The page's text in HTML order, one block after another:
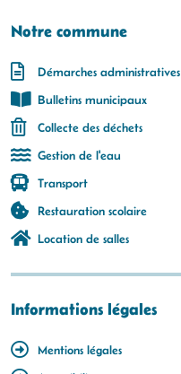
Notre commune
Démarches administratives
Bulletins municipaux
Collecte des déchets
Gestion de l'eau
Transport
Restauration scolaire
Location de salles
Informations légales
Mentions légales